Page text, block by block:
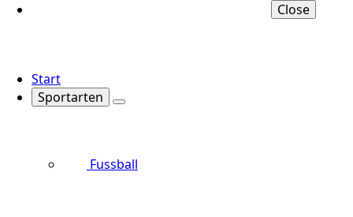
Close
Start
Sportarten
Fussball